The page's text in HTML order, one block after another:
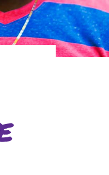
JOVES